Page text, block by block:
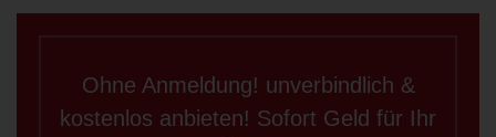
Ohne Anmeldung! unverbindlich &
kostenlos anbieten! Sofort Geld für Ihr